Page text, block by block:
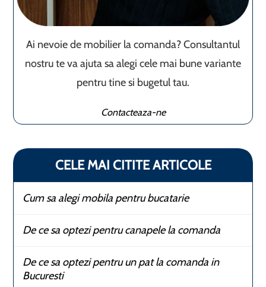
Ai nevoie de mobilier la comanda? Consultantul
nostru te va ajuta sa alegi cele mai bune variante
pentru tine si bugetul tau.
Contacteaza-ne
CELE MAI CITITE ARTICOLE
Cum sa alegi mobila pentru bucatarie
De ce sa optezi pentru canapele la comanda
De ce sa optezi pentru un pat la comanda in
Bucuresti